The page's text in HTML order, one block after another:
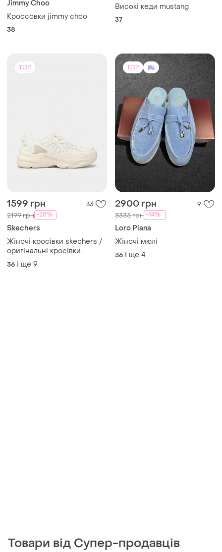
Jimmy Choo
Кроссовки jimmy choo
38
Високі кеди mustang
37
TOP
1599 грн 33
2199 грн -28%
Skechers
Жіночі кросівки skechers /
оригінальні кросівки
скечерс
36 і ще 9
TOP
2900 грн 9
3335 грн -14%
Loro Piana
Жіночі мюлі
36 і ще 4
Товари від Супер-продавців